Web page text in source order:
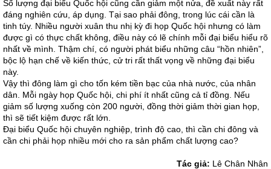
Số lượng đại biểu Quốc hội cũng cần giảm một nửa, đề xuất này rất
đáng nghiên cứu, áp dụng. Tại sao phải đông, trong lúc cái cần là
tinh túy. Nhiều người xuân thu nhị kỳ đi họp Quốc hội nhưng có làm
được gì có thực chất không, điều này có lẽ chính mỗi đại biểu hiểu rõ
nhất về mình. Thậm chí, có người phát biểu những câu “hồn nhiên”,
bộc lộ hạn chế về kiến thức, cử tri rất thất vọng về những đại biểu
này.
Vậy thì đông làm gì cho tốn kém tiền bạc của nhà nước, của nhân
dân. Mỗi ngày họp Quốc hội, chi phí ít nhất cũng cả tỉ đồng. Nếu
giảm số lượng xuống còn 200 người, đồng thời giảm thời gian họp,
thì sẽ tiết kiệm được rất lớn.
Đại biểu Quốc hội chuyên nghiệp, trình độ cao, thì cần chi đông và
cần chi phải họp nhiều mới cho ra sản phẩm chất lượng cao?
Tác giả: Lê Chân Nhân